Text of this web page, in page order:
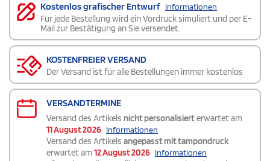
Kostenlos grafischer Entwurf Informationen
Für jede Bestellung wird ein Vordruck simuliert und per E-
Mail zur Bestätigung an Sie versendet.
KOSTENFREIER VERSAND
Der Versand ist für alle Bestellungen immer kostenlos
VERSANDTERMINE
Versand des Artikels nicht personalisierterwartet am
11 August 2026 Informationen
Versand des Artikels angepasst mit tampondruck
erwartet am 12 August 2026 Informationen